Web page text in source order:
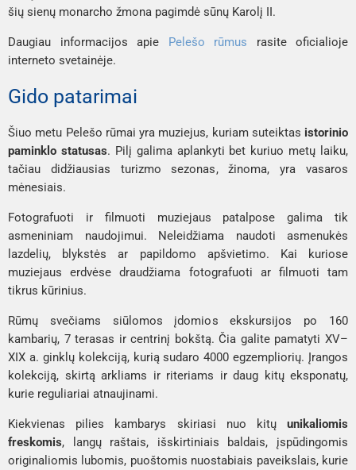
šių sienų monarcho žmona pagimdė sūnų Karolį II.
Daugiau informacijos apie Pelešo rūmus rasite oficialioje
interneto svetainėje.
Gido patarimai
Šiuo metu Pelešo rūmai yra muziejus, kuriam suteiktas istorinio
paminklo statusas. Pilį galima aplankyti bet kuriuo metų laiku,
tačiau didžiausias turizmo sezonas, žinoma, yra vasaros
mėnesiais.
Fotografuoti ir filmuoti muziejaus patalpose galima tik
asmeniniam naudojimui. Neleidžiama naudoti asmenukės
lazdelių, blykstės ar papildomo apšvietimo. Kai kuriose
muziejaus erdvėse draudžiama fotografuoti ar filmuoti tam
tikrus kūrinius.
Rūmų svečiams siūlomos įdomios ekskursijos po 160
kambarių, 7 terasas ir centrinį bokštą. Čia galite pamatyti XV–
XIX a. ginklų kolekciją, kurią sudaro 4000 egzempliorių. Įrangos
kolekciją, skirtą arkliams ir riteriams ir daug kitų eksponatų,
kurie reguliariai atnaujinami.
Kiekvienas pilies kambarys skiriasi nuo kitų unikaliomis
freskomis, langų raštais, išskirtiniais baldais, įspūdingomis
originaliomis lubomis, puoštomis nuostabiais paveikslais, kurie